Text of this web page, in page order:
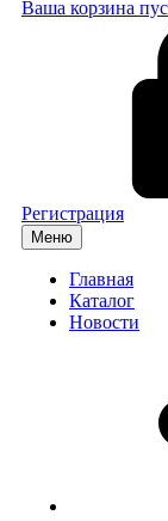
Ваша корзина
Регистрация
Меню
Главная
Каталог
Новости